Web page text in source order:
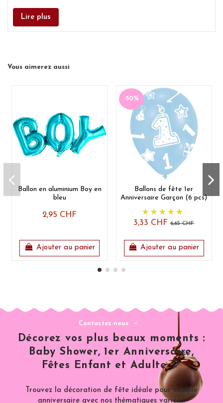
Lire plus
Vous aimerez aussi
Ballon en aluminium Boy en
bleu
2,95 CHF
Ajouter au panier
-50%
Ballons de fête 1er
Anniversaire Garçon (6 pcs)
3,33 CHF6,65 CHF
Ajouter au panier
Contactez-nous
Décorez vos plus beaux moments :
Baby Shower, 1er Anniversaire,
Fêtes Enfant et Adulte 🎈
Trouvez la décoration de fête idéale pour chaque
anniversaire avec nos thématiques variées.